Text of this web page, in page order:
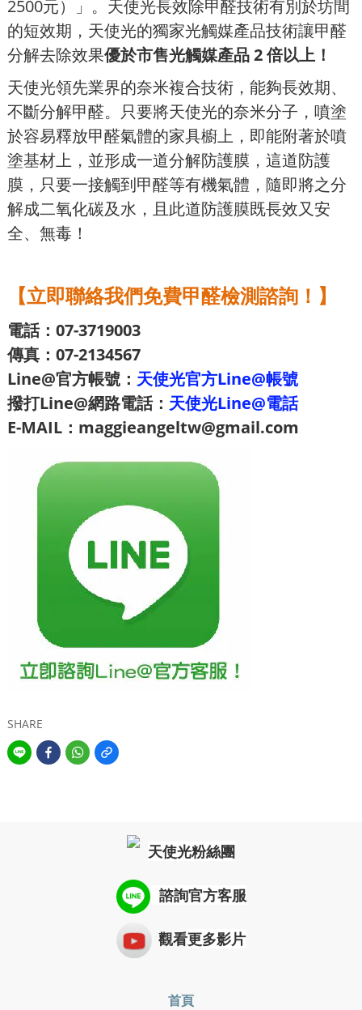
2500元）」。天使光長效除甲醛技術有別於坊間
的短效期，天使光的獨家光觸媒產品技術讓甲醛
分解去除效果優於市售光觸媒產品2倍以上！
天使光領先業界的奈米複合技術，能夠長效期、
不斷分解甲醛。只要將天使光的奈米分子，噴塗
於容易釋放甲醛氣體的家具櫥上，即能附著於噴
塗基材上，並形成一道分解防護膜，這道防護
膜，只要一接觸到甲醛等有機氣體，隨即將之分
解成二氧化碳及水，且此道防護膜既長效又安
全、無毒！
【立即聯絡我們免費甲醛檢測諮詢！】
電話：07-3719003
傳真：07-2134567
Line@官方帳號： 天使光官方Line@帳號
撥打Line@網路電話： 天使光Line@電話
E-MAIL：maggieangeltw@gmail.com
SHARE
天使光粉絲團
諮詢官方客服
觀看更多影片
首頁